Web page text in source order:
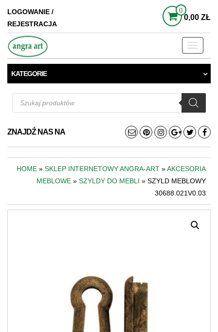
LOGOWANIE /
REJESTRACJA
0
0,00 ZŁ
Toggle
KATEGORIE
Wyszukiwarka
produktów
ZNAJDŹ NAS NA
HOME » SKLEP INTERNETOWY ANGRA-ART »AKCESORIA
MEBLOWE » SZYLDY DO MEBLI » SZYLD MEBLOWY
30688.021V0.03